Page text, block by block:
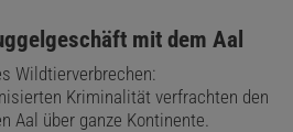
mit dem Aal
Wildtierverbrechen:
Kriminalität verfrachten den
Aal über ganze Kontinente.